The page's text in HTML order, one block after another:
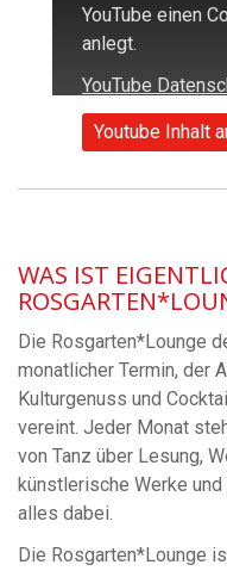
YouTube einen
anlegt.
YouTube
Youtube Inhalt
WAS IST
Die Rosgarten*Lounge
monatlicher Termin, der
Kulturgenuss und
vereint. Jeder Monat
von Tanz über Lesung,
künstlerische Werke
alles dabei.
Die Rosgarten*Lounge